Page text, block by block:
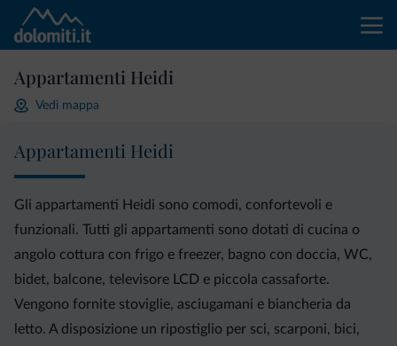
Appartamenti Heidi
Vedi mappa
Appartamenti Heidi
Gli appartamenti Heidi sono comodi, confortevoli e
funzionali. Tutti gli appartamenti sono dotati di cucina o
angolo cottura con frigo e freezer, bagno con doccia, WC,
bidet, balcone, televisore LCD e piccola cassaforte.
Vengono fornite stoviglie, asciugamani e biancheria da
letto. A disposizione un ripostiglio per sci, scarponi, bici,